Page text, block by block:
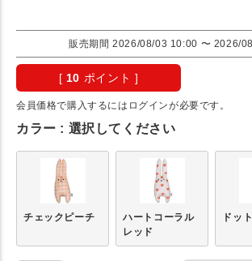
販売期間 2026/08/03 10:00 〜 2026/
[ 10 ポイント ]
会員価格で購入するにはログインが必要です。
カラー 選択してください
チェックピーチ
ハートコーラル
レッド
ドッ